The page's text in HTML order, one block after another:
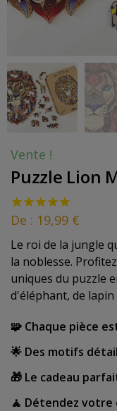
Vente !
Puzzle Lion
De : 19,99 €
Le roi de la jungle
la noblesse.
uniques du puzzle
d'éléphant, de
🧩 Chaque pièce
🌟 Des motifs
🎁 Le cadeau
🧘 Détendez